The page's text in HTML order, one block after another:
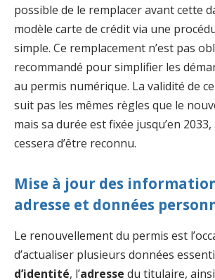
possible de le remplacer avant cette
modèle carte de crédit via une
simple. Ce remplacement n’est pas
recommandé pour simplifier les
au permis numérique. La validité de
suit pas les mêmes règles que le
mais sa durée est fixée jusqu’en
cessera d’être reconnu.
Mise à jour des
adresse et données
Le renouvellement du permis est
d’actualiser plusieurs données
d’identité, l’adresse du titulaire,